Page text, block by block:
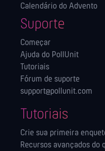
Calendário do Advento
Suporte
Começar
Ajuda do PollUnit
Tutoriais
Fórum de suporte
support@pollunit.com
Tutoriais
Crie sua primeira
Recursos avançados do